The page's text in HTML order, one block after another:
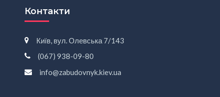
Контакти
Київ, вул. Олевська 7/143
(067) 938-09-80
info@zabudovnyk.kiev.ua